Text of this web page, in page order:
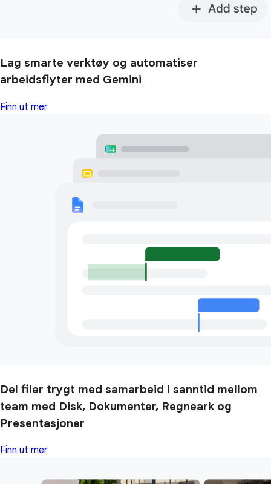
Lag smarte verktøy og automatiser
arbeidsflyter med Gemini
Finn ut mer
Del filer trygt med samarbeid i sanntid mellom
team med Disk, Dokumenter, Regneark og
Presentasjoner
Finn ut mer